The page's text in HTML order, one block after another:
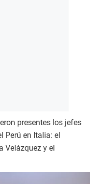
presentes los jefes
Perú en Italia: el
Velázquez y el